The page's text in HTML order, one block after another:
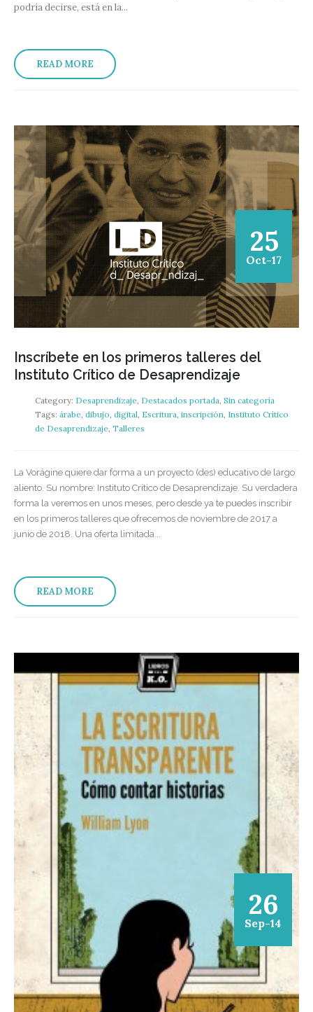
podría decirse, está en la...
READ MORE
25
Oct-17
Inscríbete en los primeros talleres del
Instituto Crítico de Desaprendizaje
Category: Desaprendizaje, Destacados portada, Sin categoría
Tags: árabe, dibujo, digital, Escritura, inscripción, Instituto Crítico
de Desaprendizaje, Talleres
La Vorágine quiere dar forma a un proyecto (des) educativo de largo
aliento. Su nombre: Instituto Crítico de Desaprendizaje. Su verdadera
forma la veremos en unos meses, pero desde ya te puedes inscribir
en los primeros talleres que ofrecemos de noviembre de 2017 a
junio de 2018. Una oferta limitada...
READ MORE
26
Sep-14